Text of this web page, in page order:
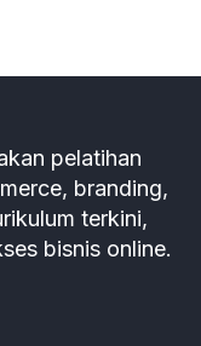
pelatihan
branding,
terkini,
bisnis online.